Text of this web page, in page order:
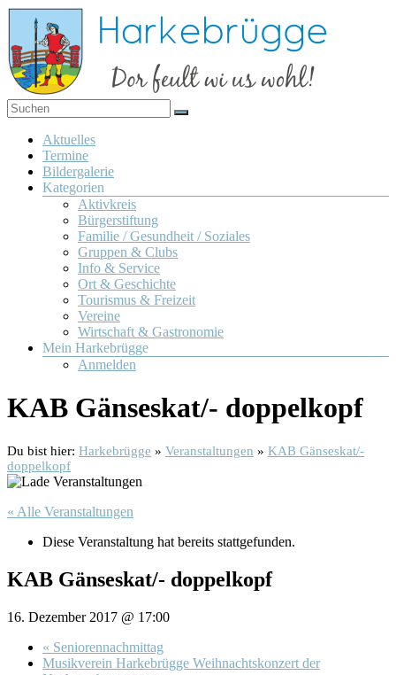
Zum
Inhalt
springen
Harkebrügge
Dor
feult
wi us
wohl!
Menü
Aktuelles
Termine
Bildergalerie
Kategorien
Aktivkreis
Bürgerstiftung
Familie / Gesundheit / Soziales
Gruppen & Clubs
Info & Service
Ort & Geschichte
Tourismus & Freizeit
Vereine
Wirtschaft & Gastronomie
Mein Harkebrügge
Anmelden
KAB Gänseskat/- doppelkopf
Du bist hier: Harkebrügge » Veranstaltungen » KAB Gänseskat/-
doppelkopf
« Alle Veranstaltungen
Diese Veranstaltung hat bereits stattgefunden.
KAB Gänseskat/- doppelkopf
16. Dezember 2017 @ 17:00
« Seniorennachmittag
Musikverein Harkebrügge Weihnachtskonzert der